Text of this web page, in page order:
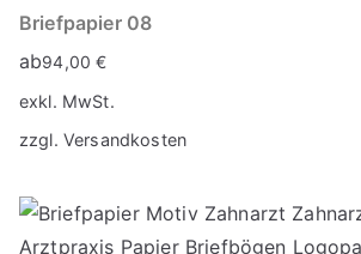
Briefpapier 08
ab94,00€
exkl. MwSt.
zzgl. Versandkosten